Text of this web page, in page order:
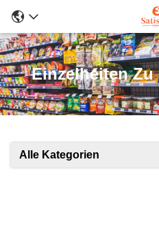
Einzelheiten
Alle Kategorien